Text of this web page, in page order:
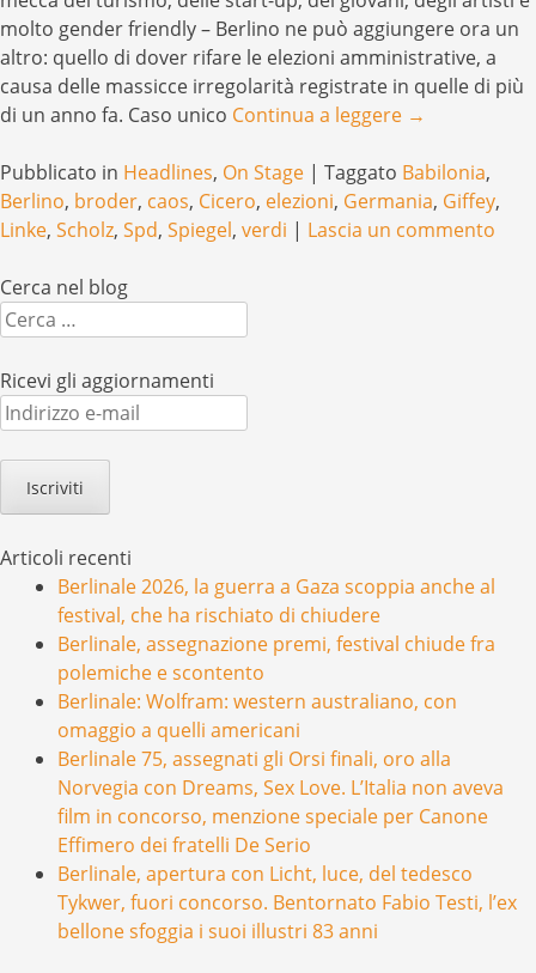
molto gender friendly – Berlino ne può aggiungere ora un
altro: quello di dover rifare le elezioni amministrative, a
causa delle massicce irregolarità registrate in quelle di più
di un anno fa. Caso unico Continua a leggere →
Pubblicato in Headlines, On Stage | Taggato Babilonia,
Berlino, broder, caos, Cicero, elezioni, Germania, Giffey,
Linke, Scholz, Spd, Spiegel, verdi | Lascia un commento
Cerca nel blog
Cerca
Ricevi gli aggiornamenti
Indirizzo
e-
mail
Articoli recenti
Berlinale 2026, la guerra a Gaza scoppia anche al
festival, che ha rischiato di chiudere
Berlinale, assegnazione premi, festival chiude fra
polemiche e scontento
Berlinale: Wolfram: western australiano, con
omaggio a quelli americani
Berlinale 75, assegnati gli Orsi finali, oro alla
Norvegia con Dreams, Sex Love. L’Italia non aveva
film in concorso, menzione speciale per Canone
Effimero dei fratelli De Serio
Berlinale, apertura con Licht, luce, del tedesco
Tykwer, fuori concorso. Bentornato Fabio Testi, l’ex
bellone sfoggia i suoi illustri 83 anni